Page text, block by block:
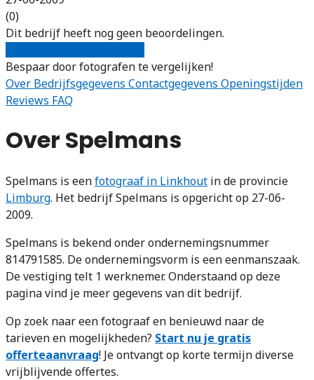
(0)
Dit bedrijf heeft nog geen beoordelingen.
Bespaar door fotografen te vergelijken!
Over Bedrijfsgegevens Contactgegevens Openingstijden
Reviews FAQ
Over Spelmans
Spelmans is eenfotograaf in Linkhout in de provincie
Limburg. Het bedrijf Spelmans is opgericht op 27-06-
2009.
Spelmans is bekend onder ondernemingsnummer
814791585. De ondernemingsvorm is een eenmanszaak.
De vestiging telt 1 werknemer. Onderstaand op deze
pagina vind je meer gegevens van dit bedrijf.
Op zoek naar een fotograaf en benieuwd naar de
tarieven en mogelijkheden? Start nu je gratis
offerteaanvraag! Je ontvangt op korte termijn diverse
vrijblijvende offertes.